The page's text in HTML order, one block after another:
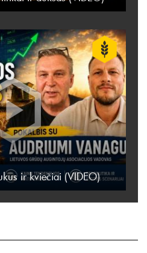
ir kviečiai (VIDEO)